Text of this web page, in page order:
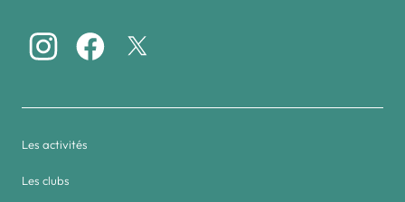
Les activités
Les clubs